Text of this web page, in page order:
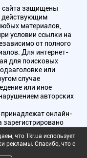
сайта защищены
действующим
материалов,
условии ссылки на
от полного
Для интернет-
для поисковых
или
случае
или иное
авторских
онлайн-
что 1kr.ua использует
рекламы. Спасибо, что с